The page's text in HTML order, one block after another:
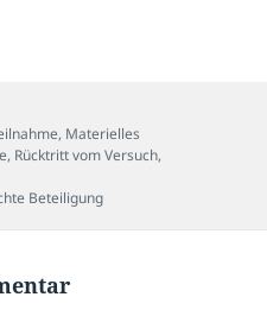
, Materielles
, Rücktritt vom Versuch,
Beteiligung